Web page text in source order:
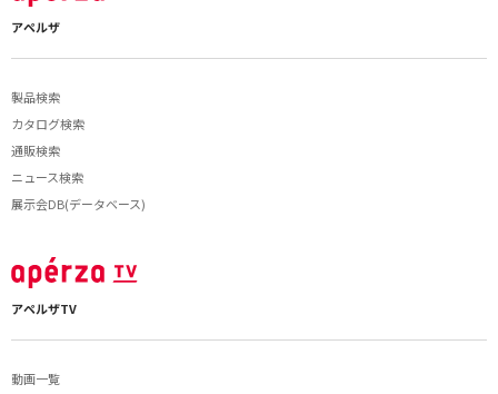
アペルザ
製品検索
カタログ検索
通販検索
ニュース検索
展示会DB(データベース)
アペルザTV
動画一覧